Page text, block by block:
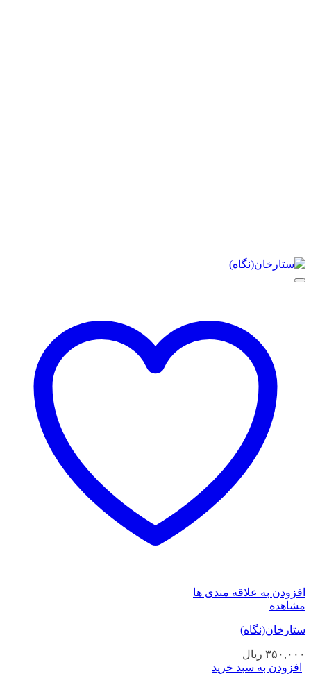
افزودن به علاقه مندی ها
مشاهده
ستارخان(نگاه)
۳۵۰,۰۰۰ ریال
افزودن به سبد خرید